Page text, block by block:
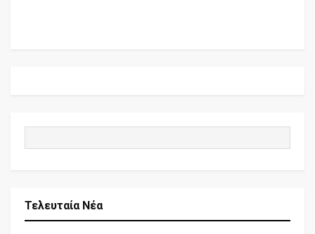
Τελευταία Νέα